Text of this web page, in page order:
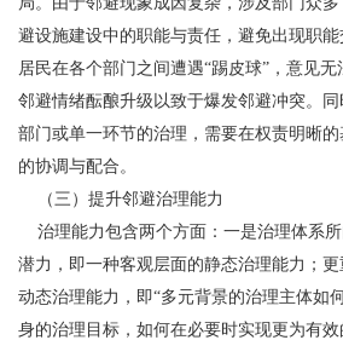
避设施建设中的职能与责任，避免出现职
居民在各个部门之间遭遇“踢皮球”，意见
邻避情绪酝酿升级以致于爆发邻避冲突。
部门或单一环节的治理，需要在权责明晰
的协调与配合。
（三）提升邻避治理能力
治理能力包含两个方面：一是治理体系
潜力，即一种客观层面的静态治理能力；
动态治理能力，即“多元背景的治理主体如
身的治理目标，如何在必要时实现更为有